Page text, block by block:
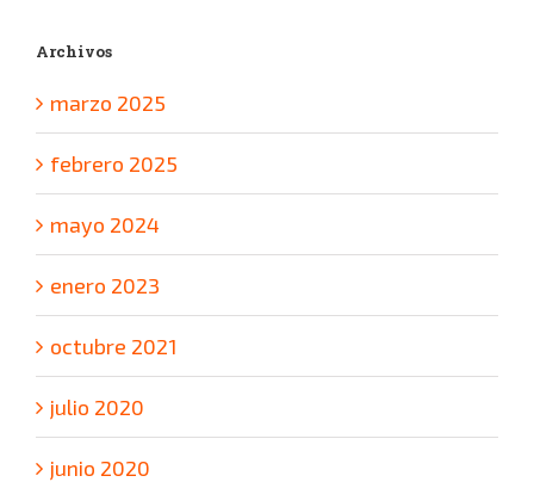
Archivos
marzo 2025
febrero 2025
mayo 2024
enero 2023
octubre 2021
julio 2020
junio 2020